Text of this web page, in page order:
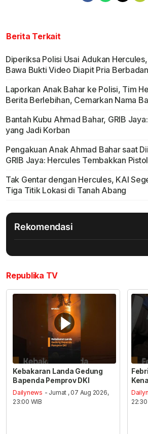
Berita Terkait
Diperiksa Polisi Usai Adukan
Bawa Bukti Video Diapit Pria
Laporkan Anak Bahar ke Polisi, Tim
Berita Berlebihan, Cemarkan Nama
Bantah Kubu Ahmad Bahar, GRIB
yang Jadi Korban
Pengakuan Anak Ahmad Bahar saat
GRIB Jaya: Hercules Tembakkan
Tak Gentar dengan Hercules, KAI
Tiga Titik Lokasi di Tanah Abang
Rekomendasi
Republika TV
Kebakaran Landa Gedung
Bapenda Pemprov DKI
Dailynews - Jumat , 07 Aug 2026,
23:00 WIB